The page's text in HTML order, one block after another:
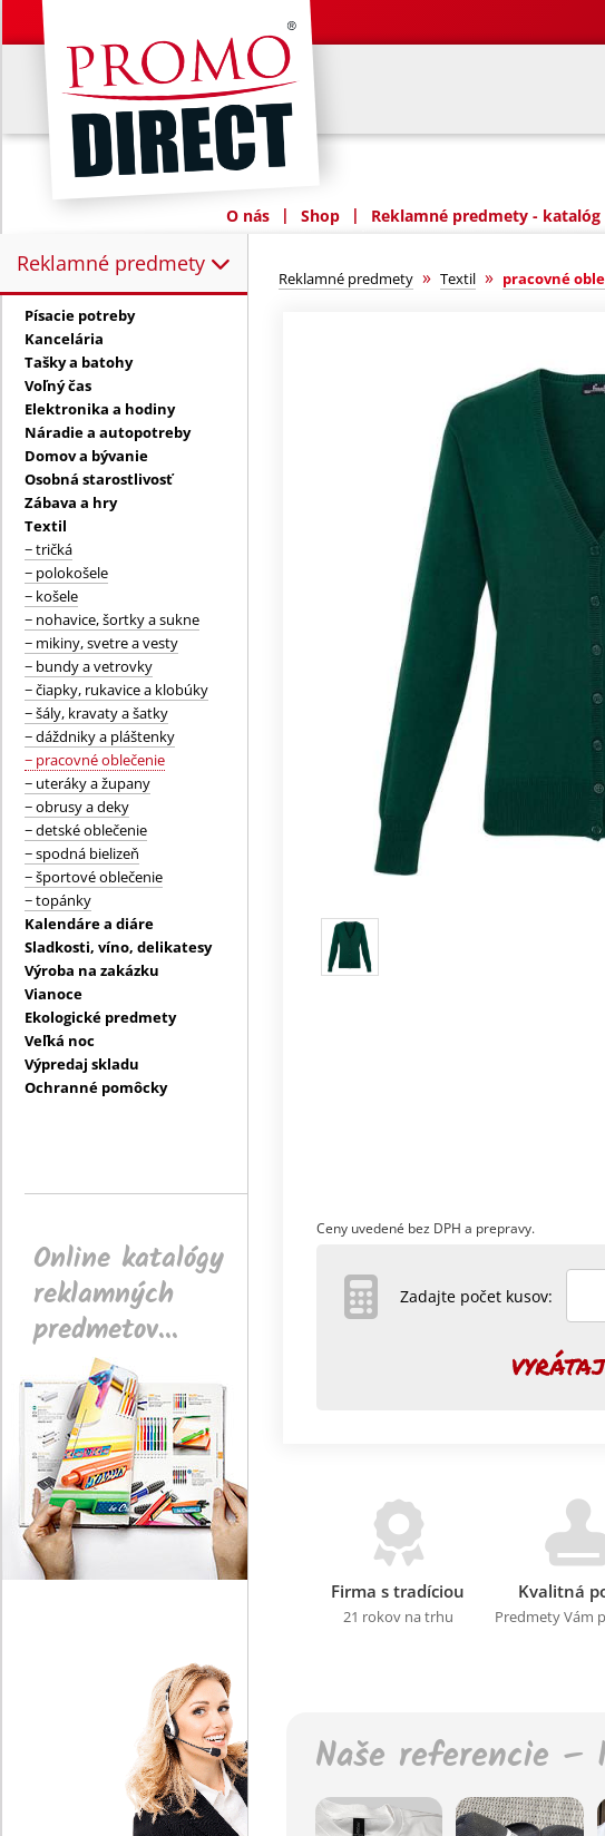
O nás | Shop | Reklamné predmety - katalóg
Reklamné predmety
Reklamné predmety:
Písacie potreby
Kancelária
Tašky a batohy
Voľný čas
Elektronika a hodiny
Náradie a autopotreby
Domov a bývanie
Osobná starostlivosť
Zábava a hry
Textil
− tričká
− polokošele
− košele
− nohavice, šortky a sukne
− mikiny, svetre a vesty
− bundy a vetrovky
− čiapky, rukavice a klobúky
− šály, kravaty a šatky
− dáždniky a pláštenky
− pracovné oblečenie
− uteráky a župany
− obrusy a deky
− detské oblečenie
− spodná bielizeň
− športové oblečenie
− topánky
Kalendáre a diáre
Sladkosti, víno, delikatesy
Výroba na zakázku
Vianoce
Ekologické predmety
Veľká noc
Výpredaj skladu
Ochranné pomôcky
Online katalógy
reklamných
predmetov...
Reklamné predmety » Textil » pracovné
Ceny uvedené bez DPH a prepravy.
Zadajte počet kusov:
Firma s tradíciou
21 rokov na trhu
Kvalitná
Predmety Vám
Naše referencie